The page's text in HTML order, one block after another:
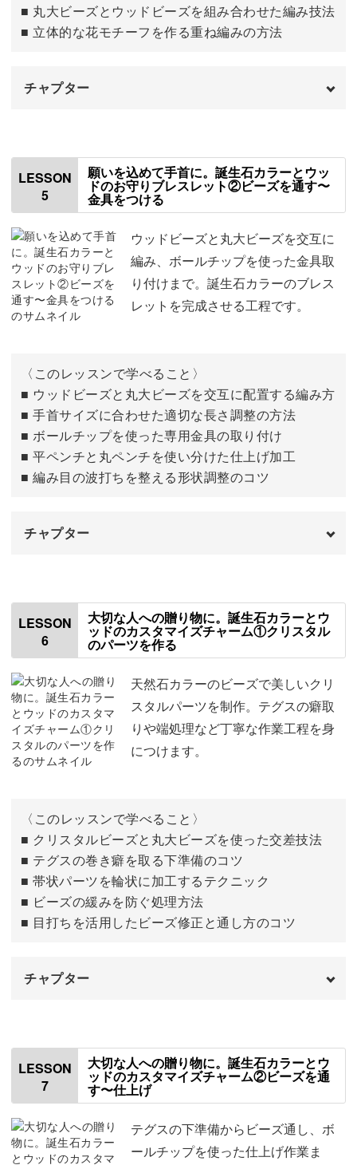
■ 丸大ビーズとウッドビーズを組み合わせた編み技法
■ 立体的な花モチーフを作る重ね編みの方法
チャプター
使用材料・道具 01:25
全体の流れ
テグスの巻きぐせを取る 02:35
テグスの先端に色をつける 04:12
テグスをカットする
丸大ビーズとウッドビーズを通す
丸大ビーズ〜クリスタルを通して花を作る
ビーズを通し忘れたときの対処法
2個目の花を作る
LESSON
5
願いを込めて手首に。誕生石カラーとウッ
ドのお守りブレスレット②ビーズを通す〜
金具をつける
ウッドビーズと丸大ビーズを交互に
編み、ボールチップを使った金具取
り付けまで。誕生石カラーのブレス
レットを完成させる工程です。
〈このレッスンで学べること〉
■ ウッドビーズと丸大ビーズを交互に配置する編み方
■ 手首サイズに合わせた適切な長さ調整の方法
■ ボールチップを使った専用金具の取り付け
■ 平ペンチと丸ペンチを使い分けた仕上げ加工
■ 編み目の波打ちを整える形状調整のコツ
チャプター
ウッドビーズと丸大ビーズを通す 00:40
サイズを確認してビーズを通す
ボールチップを通す 04:55
マンテルリングを取りつける 09:01
マンテルバーを取りつける
完成♪
LESSON
6
大切な人への贈り物に。誕生石カラーとウ
ッドのカスタマイズチャーム①クリスタル
のパーツを作る
天然石カラーのビーズで美しいクリ
スタルパーツを制作。テグスの癖取
りや端処理など丁寧な作業工程を身
につけます。
〈このレッスンで学べること〉
■ クリスタルビーズと丸大ビーズを使った交差技法
■ テグスの巻き癖を取る下準備のコツ
■ 帯状パーツを輪状に加工するテクニック
■ ビーズの緩みを防ぐ処理方法
■ 目打ちを活用したビーズ修正と通し方のコツ
チャプター
使用材料・道具 01:14
全体の流れ
テグスの巻きぐせを取る 02:32
テグスの先端に色をつける
LESSON
7
大切な人への贈り物に。誕生石カラーとウ
ッドのカスタマイズチャーム②ビーズを通
す〜仕上げ
テグスの下準備からビーズ通し、ボ
ールチップを使った仕上げ作業ま